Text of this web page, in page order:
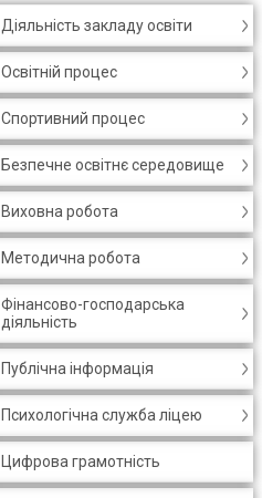
Діяльність закладу освіти
Освітній процес
Спортивний процес
Безпечне освітнє середовище
Виховна робота
Методична робота
Фінансово-господарська
діяльність
Публічна інформація
Психологічна служба ліцею
Цифрова грамотність